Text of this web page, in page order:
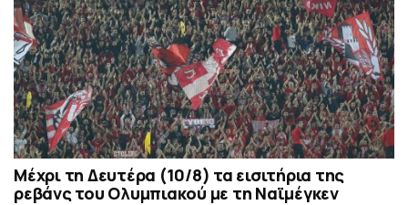
Μέχρι τη Δευτέρα (10/8) τα εισιτήρια της
ρεβάνς του Ολυμπιακού με τη Ναϊμέγκεν